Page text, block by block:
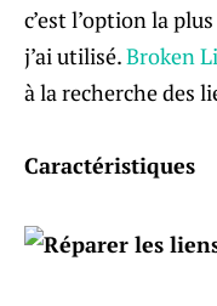
c’est l’option la
j’ai utilisé.Broken
à la recherche des
Caractéristiques